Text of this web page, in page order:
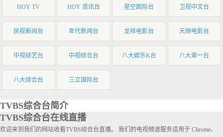
HOY TV HOY 资讯台 星空国际台 卫视中文台
民视新闻台 年代新闻台 龙祥电影台 天映电影台
中视综艺台 中视综合台 八大娱乐K台 八大第一台
八大综合台 三立国际台
TVBS综合台简介
TVBS综合台在线直播
欢迎来到我们的网站收看TVBS综合台直播。 我们的电视频道服务适用于 Chrome、